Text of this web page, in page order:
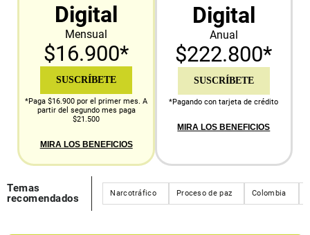
Digital
Mensual
$16.900*
SUSCRÍBETE
*Paga $16.900 por el primer mes. A
partir del segundo mes paga
$21.500
MIRA LOS BENEFICIOS
Digital
Anual
$222.800*
SUSCRÍBETE
*Pagando con tarjeta de crédito
MIRA LOS BENEFICIOS
Temas
recomendados
Narcotráfico Proceso de paz Colombia